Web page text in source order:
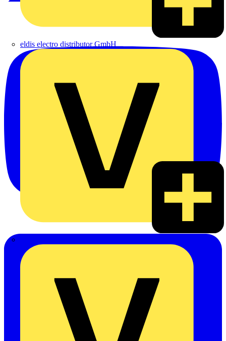
eldis electro distributor GmbH